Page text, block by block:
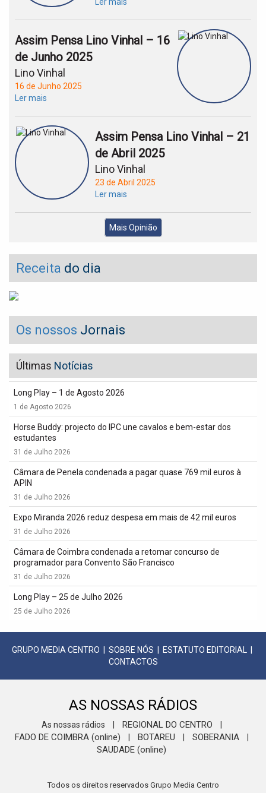
Assim Pensa Lino Vinhal – 16
de Junho 2025
Lino Vinhal
16 de Junho 2025
Ler mais
Assim Pensa Lino Vinhal – 21
de Abril 2025
Lino Vinhal
23 de Abril 2025
Ler mais
Mais Opinião
Receita do dia
Os nossos Jornais
Últimas Notícias
Long Play – 1 de Agosto 2026
1 de Agosto 2026
Horse Buddy: projecto do IPC une cavalos e bem-estar dos
estudantes
31 de Julho 2026
Câmara de Penela condenada a pagar quase 769 mil euros à
APIN
31 de Julho 2026
Expo Miranda 2026 reduz despesa em mais de 42 mil euros
31 de Julho 2026
Câmara de Coimbra condenada a retomar concurso de
programador para Convento São Francisco
31 de Julho 2026
Long Play – 25 de Julho 2026
25 de Julho 2026
GRUPO MEDIA CENTRO SOBRE NÓS ESTATUTO EDITORIAL
CONTACTOS
AS NOSSAS RÁDIOS
As nossas rádios REGIONAL DO CENTRO
FADO DE COIMBRA (online) BOTAREU SOBERANIA
SAUDADE (online)
Todos os direitos reservados Grupo Media Centro